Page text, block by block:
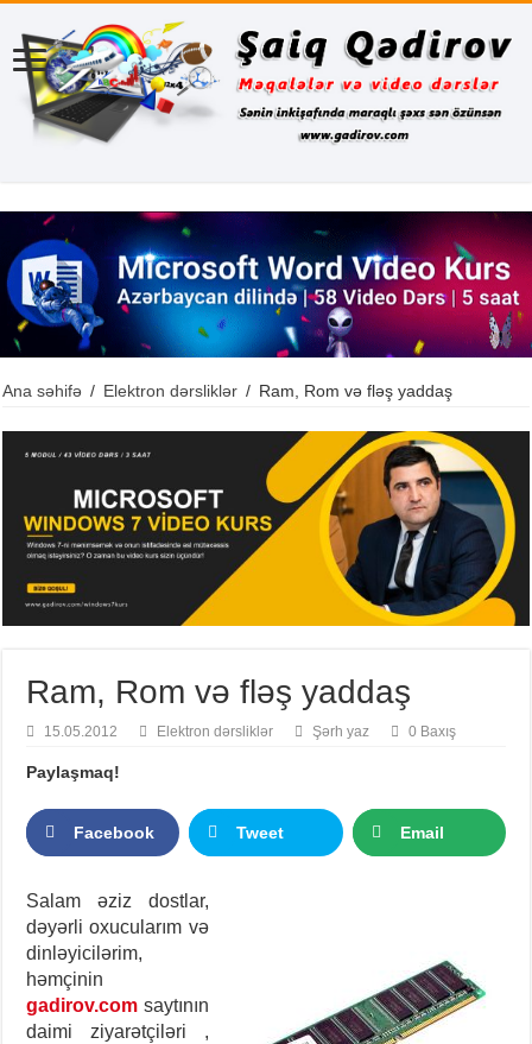
Ana səhifə / Elektron dərsliklər / Ram, Rom və fləş yaddaş
Ram, Rom və fləş yaddaş
15.05.2012 Elektron dərsliklər Şərh yaz 0 Baxış
Paylaşmaq!
Facebook Tweet Email
Salam əziz dostlar,
dəyərli oxucularım və
dinləyicilərim,
həmçinin
gadirov.com saytının
daimi ziyarətçiləri ,